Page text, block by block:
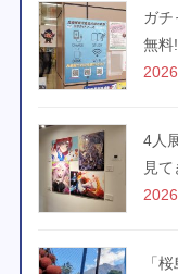
ガチ
無料
4人
見
「